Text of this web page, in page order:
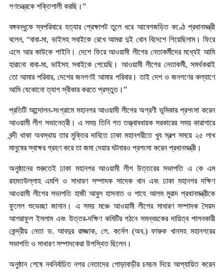
গণতন্ত্রকে শক্তিশালী করছি।”
বঙ্গবন্ধুকে স্বপরিবারে হত্যার প্রেক্ষাপট তুলে ধরে আবেগজড়িত কণ্ঠে প্রধানমন্ত্রী
বলেন, “বাবা-মা, ভাইসহ সবাইকে রেখে আমরা দুই বোন বিদেশে গিয়েছিলাম। ফিরে
এসে আর কাউকে পাইনি। দেশে ফিরে আওয়ামী লীগের নেতাকর্মীদের মধ্যেই আমি
হারানো বাবা-মা, ভাইসহ সবাইকে পেয়েছি। আওয়ামী লীগের নেতাকর্মী, সমর্থকরাই
তো আমার পরিবার, দেশের জনগণই আমার পরিবার। তাই দেশ ও জনগণের কল্যাণে
আমি যেকোনো ত্যাগ স্বীকার করতে প্রস্তুত।”
প্রতিটি আন্দোলন-সংগ্রামে মহানগর আওয়ামী লীগের অগ্রণী ভূমিকার প্রশংসা করেন
আওয়ামী লীগ সভানেত্রী। এ সময় তিনি গত তত্ত্বাবধায়ক সরকারের সময় কারাগারে
বন্দী থাকা অবস্থায় তার মুক্তির দাবিতে ঢাকা মহানগরীতে খুব স্বল্প সময়ে ২৫ লাখ
মানুষের স্বাক্ষর গ্রহণ করে তা জমা দেয়ার ঘটনারও প্রশংসা করেন প্রধানমন্ত্রী।
অনুষ্ঠানের শুরুতেই ঢাকা মহানগর আওয়ামী লীগ উত্তরের সভাপতি এ কে এম
রহমতউল্লাহ এমপি ও সাধারণ সম্পাদক সাদেক খান এবং ঢাকা মহানগর দক্ষিণ
আওয়ামী লীগের সভাপতি হাজী আবুল হাসনাত ও শাহে আলম মুরাদ প্রধানমন্ত্রীকে
ফুলেল শুভেচ্ছা জানান। এ সময় মঞ্চে আওয়ামী লীগের সাধারণ সম্পাদক সৈয়দ
আশরাফুল ইসলাম এবং উত্তর-দক্ষিণ কমিটির গঠনে সমন্বয়কের দায়িত্ব পালনকারী
কেন্দ্রীয় নেতা ড. আবদুর রাজ্জাক, লে. কর্নেল (অব.) ফারুক খানসহ মহানগরের
সভাপতি ও সাধারণ সম্পাদকেরা উপস্থিত ছিলেন।
অনুষ্ঠান শেষে নবনির্বাচিত নগর নেতাদের পোড়াবাড়ীর চমচম দিয়ে আপ্যায়িত করেন